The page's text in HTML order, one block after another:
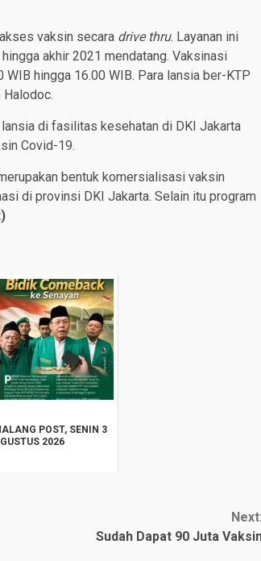
vaksin secara drive thru. Layanan ini
akhir 2021 mendatang. Vaksinasi
hingga 16.00 WIB. Para lansia ber-KTP
di fasilitas kesehatan di DKI Jakarta
Covid-19.
bentuk komersialisasi vaksin
di provinsi DKI Jakarta. Selain itu program
)
POST, SENIN 3
2026
Sudah Dapat 90 Juta